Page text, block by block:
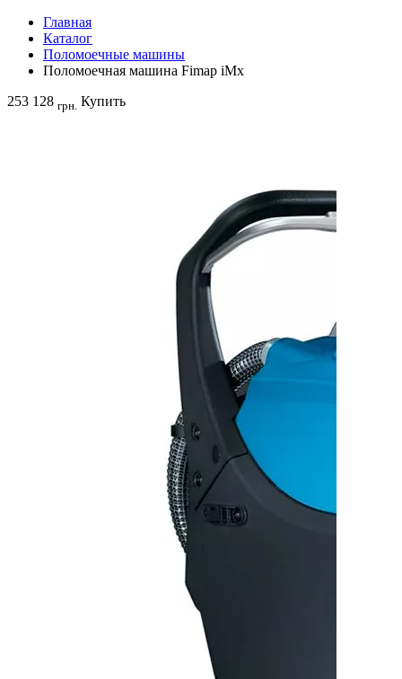
Главная
Каталог
Поломоечные машины
Поломоечная машина Fimap iMx
253 128 грн. Купить